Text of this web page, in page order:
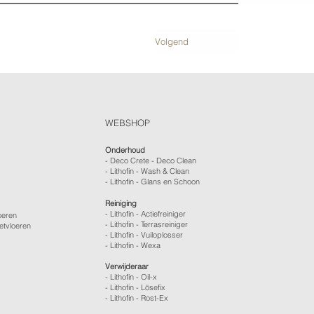
Volgend
WEBSHOP
Onderhoud
- Deco Crete - Deco Clean
- Lithofin - Wash & Clean
- Lithofin - Glans en Schoon
Reiniging
- Lithofin - Actiefreiniger
- Lithofin - Terrasreiniger
- Lithofin - Vuiloplosser
- Lithofin - Wexa
Verwijderaar
- Lithofin - Oil-x
- Lithofin - Lösefix
- Lithofin - Rost-Ex